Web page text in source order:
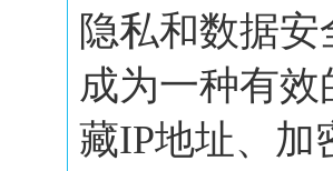
隐私和数据
成为一种有
藏IP地址、加